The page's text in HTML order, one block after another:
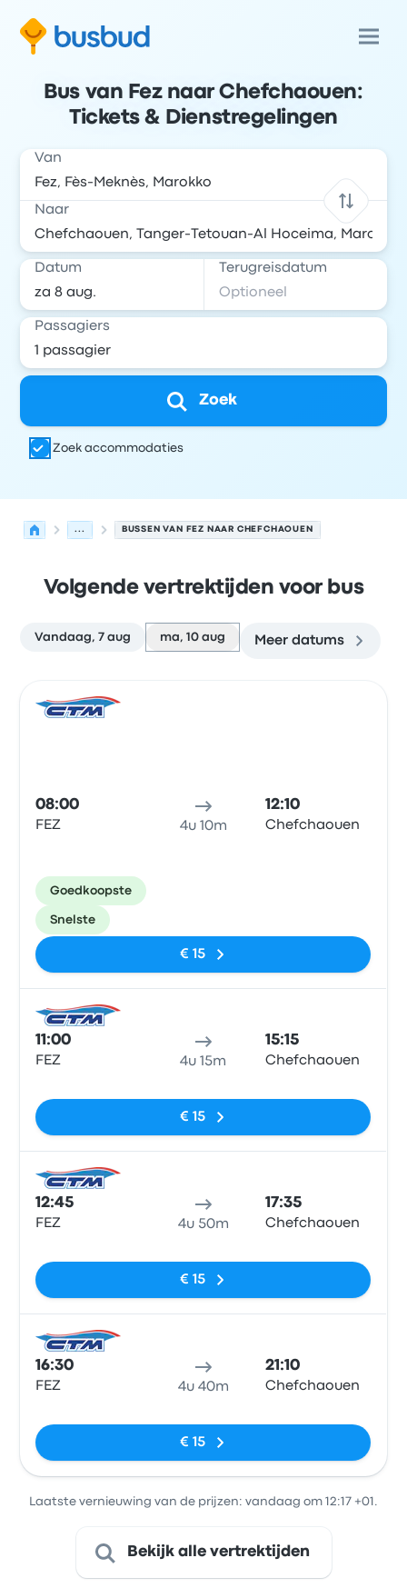
Bus van Fez naar Chefchaouen:
Tickets & Dienstregelingen
Van
Naar
Datum Terugreisdatum
Passagiers
Zoek
Zoek accommodaties
... BUSSEN VAN FEZ NAAR CHEFCHAOUEN
Volgende vertrektijden voor bus
Vandaag, 7 aug ma, 10 aug Meer datums
08:00
FEZ 4u 10m
12:10
Chefchaouen
Goedkoopste
Snelste
€ 15
11:00
FEZ 4u 15m
15:15
Chefchaouen
€ 15
12:45
FEZ 4u 50m
17:35
Chefchaouen
€ 15
16:30
FEZ 4u 40m
21:10
Chefchaouen
€ 15
Laatste vernieuwing van de prijzen: vandaag om 12:17 +01.
Bekijk alle vertrektijden